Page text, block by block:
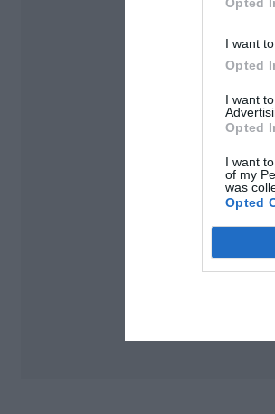
I want
Opted
I want
Opted
I want
of my
was
Opted